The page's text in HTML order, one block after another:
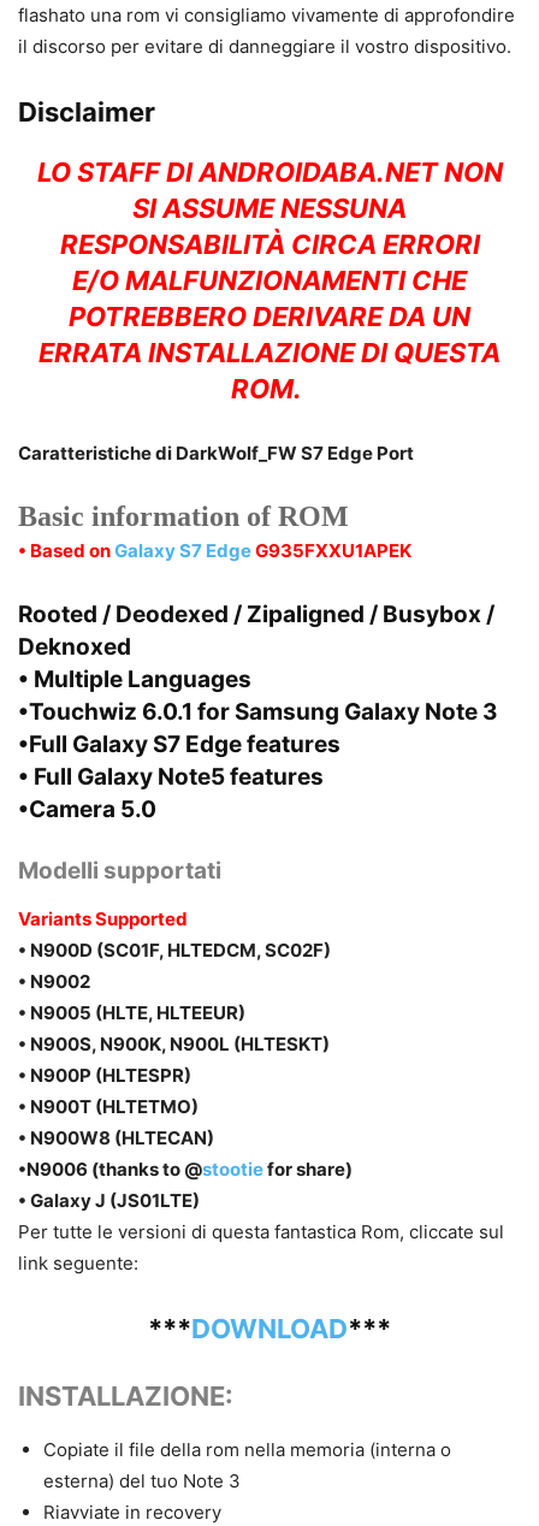
flashato una rom vi consigliamo vivamente di approfondire
il discorso per evitare di danneggiare il vostro dispositivo.
Disclaimer
LO STAFF DI ANDROIDABA.NET NON
SI ASSUME NESSUNA
RESPONSABILITÀ CIRCA ERRORI
E/O MALFUNZIONAMENTI CHE
POTREBBERO DERIVARE DA UN
ERRATA INSTALLAZIONE DI QUESTA
ROM.
Caratteristiche di DarkWolf_FW S7 Edge Port
Basic information of ROM
• Based onGalaxy S7 EdgeG935FXXU1APEK
Rooted / Deodexed / Zipaligned / Busybox /
Deknoxed
• Multiple Languages
•Touchwiz 6.0.1 for Samsung Galaxy Note 3
•Full Galaxy S7 Edge features
• Full Galaxy Note5 features
•Camera 5.0
Modelli supportati
Variants Supported
• N900D (SC01F, HLTEDCM, SC02F)
• N9002
• N9005 (HLTE, HLTEEUR)
• N900S, N900K, N900L (HLTESKT)
• N900P (HLTESPR)
• N900T (HLTETMO)
• N900W8 (HLTECAN)
•N9006 (thanks to @stootiefor share)
• Galaxy J (JS01LTE)
Per tutte le versioni di questa fantastica Rom, cliccate sul
link seguente:
***DOWNLOAD***
INSTALLAZIONE:
Copiate il file della rom nella memoria (interna o
esterna) del tuo Note 3
Riavviate in recovery